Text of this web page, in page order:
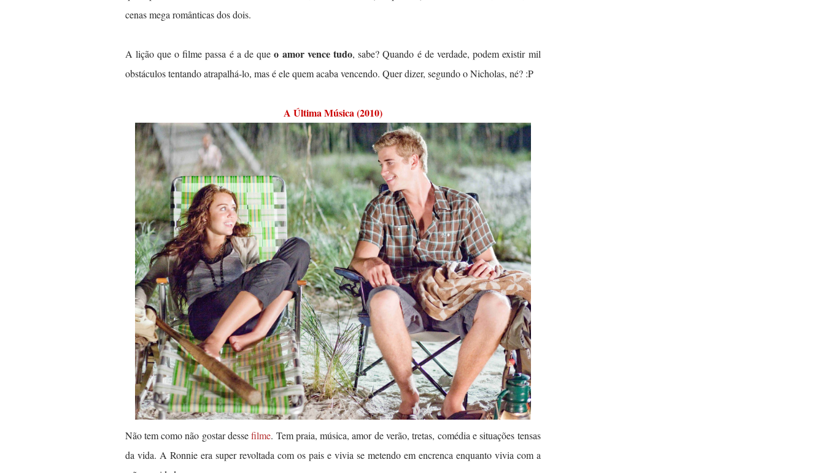
cenas mega românticas dos dois.
A lição que o filme passa é a de queo amor vence tudo, sabe? Quando é de verdade, podem existir mil
obstáculos tentando atrapalhá-lo, mas é ele quem acaba vencendo. Quer dizer, segundo o Nicholas, né? :P
A Última Música (2010)
Não tem como não gostar dessefilme. Tem praia, música, amor de verão, tretas, comédia e situações tensas
da vida. A Ronnie era super revoltada com os pais e vivia se metendo em encrenca enquanto vivia com a